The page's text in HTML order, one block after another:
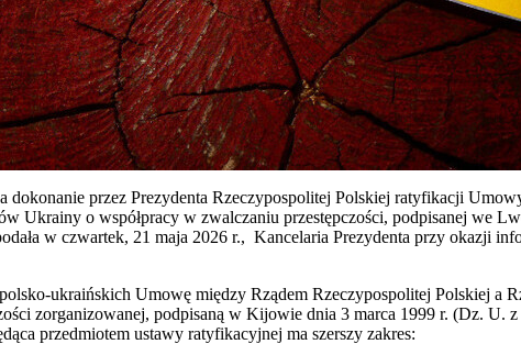
dokonanie przez Prezydenta Rzeczypospolitej Polskiej ratyfikacji
Ukrainy o współpracy w zwalczaniu przestępczości, podpisanej we
w czwartek, 21 maja 2026 r., Kancelaria Prezydenta przy okazji
ukraińskich Umowę między Rządem Rzeczypospolitej Polskiej a
zorganizowanej, podpisaną w Kijowie dnia 3 marca 1999 r. (Dz. U. z
przedmiotem ustawy ratyfikacyjnej ma szerszy zakres: